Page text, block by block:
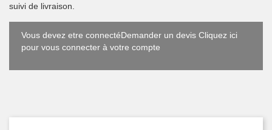
suivi de livraison.
Vous devez etre connectéDemander un devis Cliquez ici
pour vous connecter à votre compte